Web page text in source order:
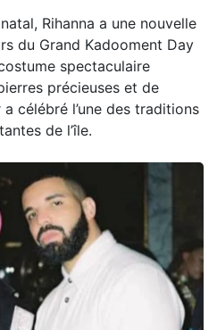
Rihanna a une nouvelle
du Grand Kadooment Day
spectaculaire
précieuses et de
célébré l’une des traditions
de l’île.